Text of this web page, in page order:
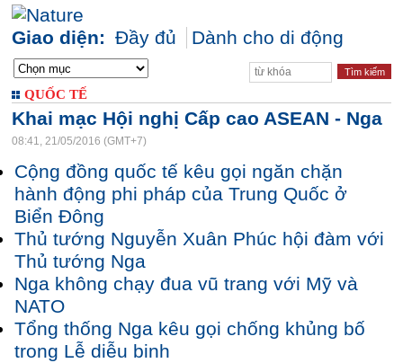
Giao diện: Đầy đủ Dành cho di động
QUỐC TẾ
Khai mạc Hội nghị Cấp cao ASEAN - Nga
08:41, 21/05/2016 (GMT+7)
Cộng đồng quốc tế kêu gọi ngăn chặn
hành động phi pháp của Trung Quốc ở
Biển Đông
Thủ tướng Nguyễn Xuân Phúc hội đàm với
Thủ tướng Nga
Nga không chạy đua vũ trang với Mỹ và
NATO
Tổng thống Nga kêu gọi chống khủng bố
trong Lễ diễu binh